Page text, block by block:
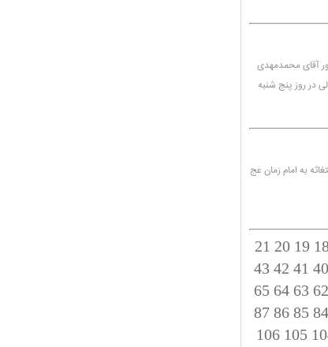
آقای محمدمهدی
در روز پنج شنبه
به امام زمان عج
19
20
21
40
41
42
43
62
63
64
65
84
85
86
87
105
106